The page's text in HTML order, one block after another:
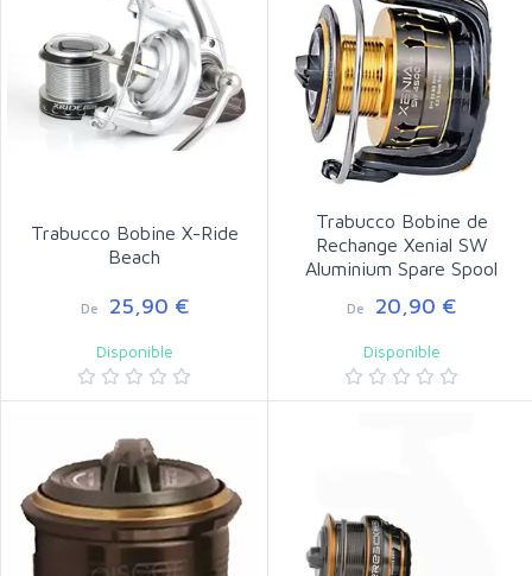
Trabucco Bobine X-Ride
Beach
De 25,90 €
Disponible
Trabucco Bobine de
Rechange Xenial SW
Aluminium Spare Spool
De 20,90 €
Disponible